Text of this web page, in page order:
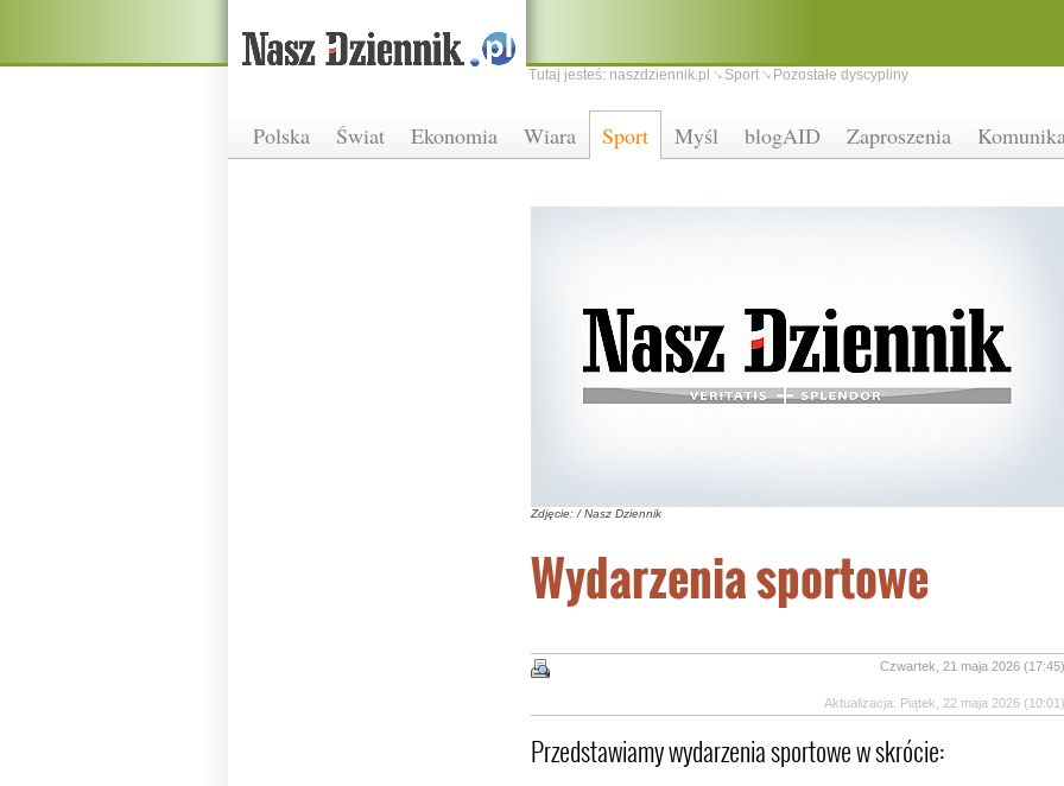
Polska Świat Ekonomia Wiara Sport Myśl blogAID Zaproszenia
Tutaj jesteś: naszdziennik.pl Sport Pozostałe dyscypliny
Zdjęcie: / Nasz Dziennik
Wydarzenia sportowe
Czwartek, 21 maja 2026 (17:45)
Aktualizacja: Piątek, 22 maja 2026 (10:01)
Przedstawiamy wydarzenia sportowe w skrócie: